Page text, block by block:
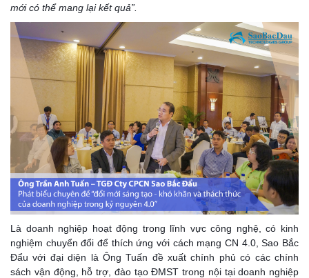
mới có thể mang lại kết quả”.
Là doanh nghiệp hoạt động trong lĩnh vực công nghệ, có kinh
nghiệm chuyển đổi để thích ứng với cách mạng CN 4.0, Sao Bắc
Đẩu với đại diện là Ông Tuấn đề xuất chính phủ có các chính
sách vận động, hỗ trợ, đào tạo ĐMST trong nội tại doanh nghiệp